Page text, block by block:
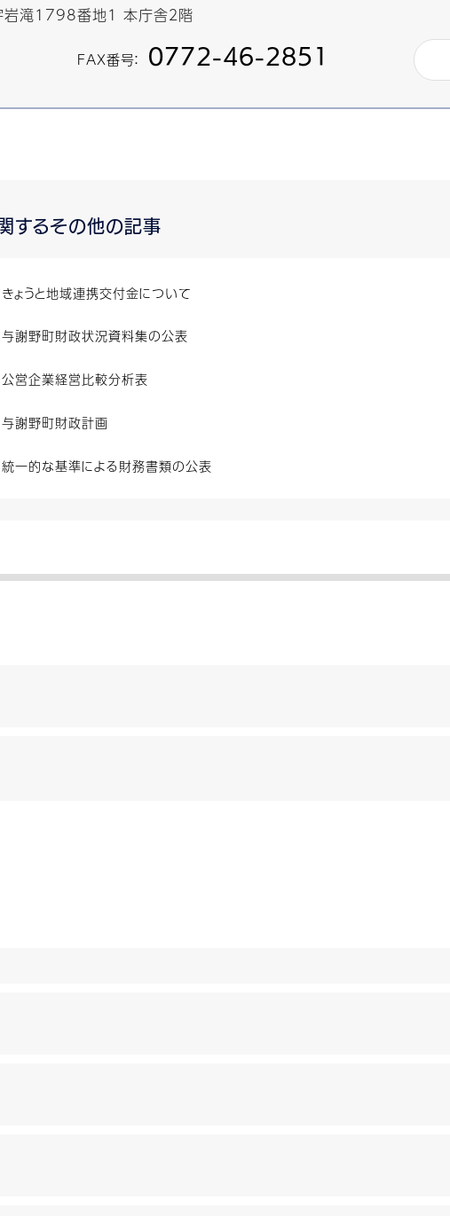
滝1798番地1 本庁舎２階
FAX番号： 0772-46-2851
するその他の記事
きょうと地域連携交付金について
与謝野町財政状況資料集の公表
公営企業経営比較分析表
与謝野町財政計画
統一的な基準による財務書類の公表